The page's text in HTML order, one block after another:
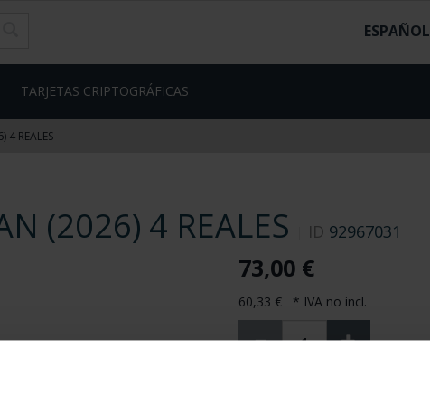
ESPAÑOL
TARJETAS CRIPTOGRÁFICAS
4 REALES
(2026) 4 REALES ID 92967031
73,00 €
60,33 € * IVA no incl.